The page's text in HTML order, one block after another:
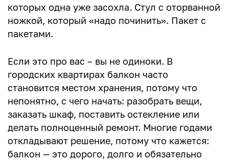
Как выбрать мастера
которых одна уже засохла. Стул с оторванной
ножкой, который «надо починить». Пакет с
пакетами.
Если это про вас – вы не одиноки. В
городских квартирах балкон часто
становится местом хранения, потому что
непонятно, с чего начать: разобрать вещи,
заказать шкаф, поставить остекление или
делать полноценный ремонт. Многие годами
откладывают решение, потому что кажется:
балкон — это дорого, долго и обязательно